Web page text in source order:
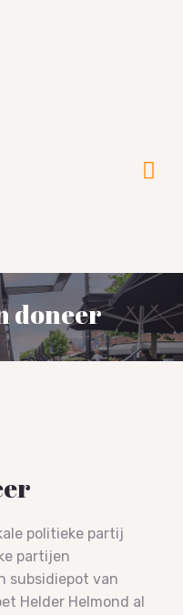
doneer
politieke partij
partijen
subsidiepot van
Helder Helmond al